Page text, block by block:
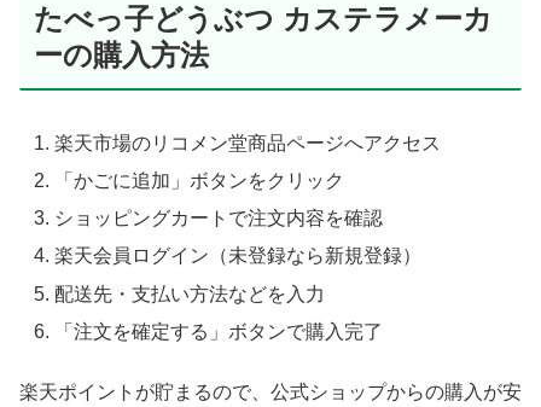
たべっ子どうぶつ カステラメーカ
ーの購入方法
楽天市場のリコメン堂商品ページへアクセス
「かごに追加」ボタンをクリック
ショッピングカートで注文内容を確認
楽天会員ログイン（未登録なら新規登録）
配送先・支払い方法などを入力
「注文を確定する」ボタンで購入完了
楽天ポイントが貯まるので、公式ショップからの購入が安